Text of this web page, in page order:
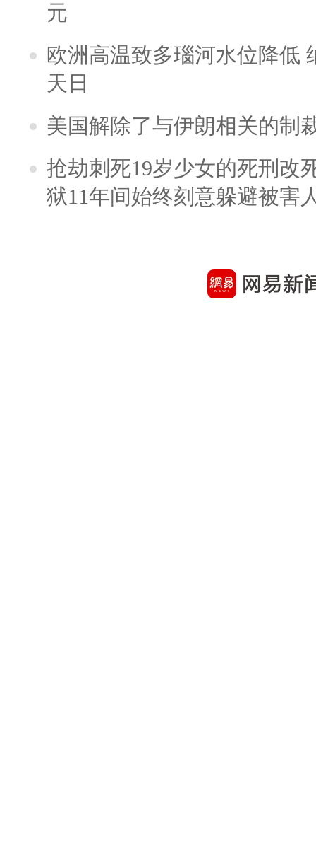
元
欧洲高温致多瑙河水位降低
天日
美国解除了与伊朗相关的制
抢劫刺死19岁少女的死刑改
狱11年间始终刻意躲避被害